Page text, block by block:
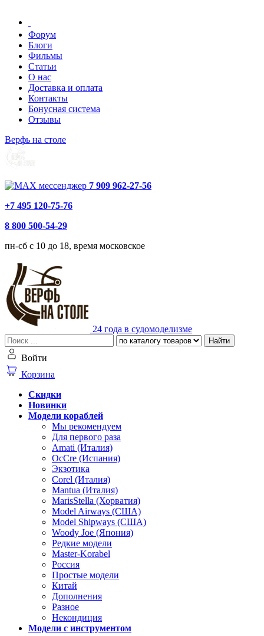
Форум
Блоги
Фильмы
Статьи
О нас
Доставка и оплата
Контакты
Бонусная система
Отзывы
Верфь на столе
7 909 962-27-56
+7 495 120-75-76
8 800 500-54-29
пн-сб с 10 до 18, время московское
24 года в судомоделизме
Найти
Войти
Корзина
Скидки
Новинки
Модели кораблей
Мы рекомендуем
Для первого раза
Amati (Италия)
OcCre (Испания)
Экзотика
Corel (Италия)
Mantua (Италия)
MarisStella (Хорватия)
Model Airways (США)
Model Shipways (США)
Woody Joe (Япония)
Редкие модели
Master-Korabel
Россия
Простые модели
Китай
Дополнения
Разное
Некондиция
Модели с инструментом